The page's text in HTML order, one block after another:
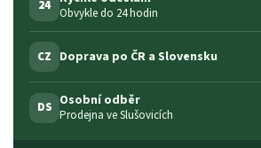
24 Obvykle do 24 hodin
CZ Doprava po ČR a Slovensku
DS Osobní odběr
Prodejna ve Slušovicích